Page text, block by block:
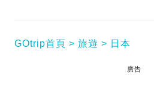
GOtrip首頁 旅遊 日本
廣告